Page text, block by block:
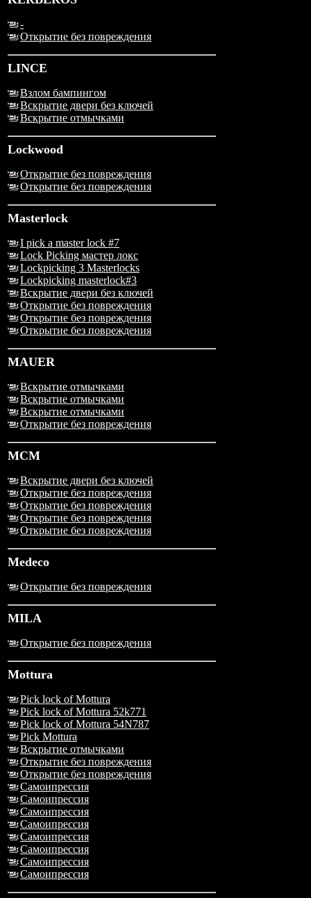
-
Открытие без повреждения
LINCE
Взлом бампингом
Вскрытие двери без ключей
Вскрытие отмычками
Lockwood
Открытие без повреждения
Открытие без повреждения
Masterlock
I pick a master lock #7
Lock Picking мастер локс
Lockpicking 3 Masterlocks
Lockpicking masterlock#3
Вскрытие двери без ключей
Открытие без повреждения
Открытие без повреждения
Открытие без повреждения
MAUER
Вскрытие отмычками
Вскрытие отмычками
Вскрытие отмычками
Открытие без повреждения
MCM
Вскрытие двери без ключей
Открытие без повреждения
Открытие без повреждения
Открытие без повреждения
Открытие без повреждения
Medeco
Открытие без повреждения
MILA
Открытие без повреждения
Mottura
Pick lock of Mottura
Pick lock of Mottura 52k771
Pick lock of Mottura 54N787
Pick Mottura
Вскрытие отмычками
Открытие без повреждения
Открытие без повреждения
Самоипрессия
Самоипрессия
Самоипрессия
Самоипрессия
Самоипрессия
Самоипрессия
Самоипрессия
Самоипрессия